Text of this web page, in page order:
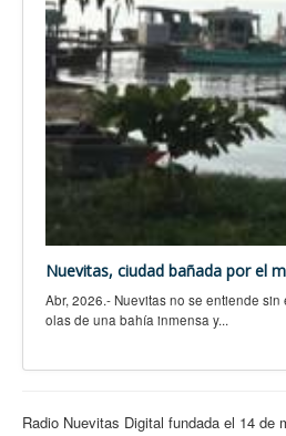
Nuevitas, ciudad bañada por el
Abr, 2026.- Nuevitas no se entiende
olas de una bahía inmensa y...
Radio Nuevitas Digital fundada el 14 de